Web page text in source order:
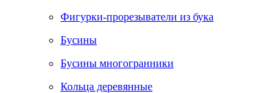
Фигурки-прорезыватели из бука
Бусины
Бусины многогранники
Кольца деревянные